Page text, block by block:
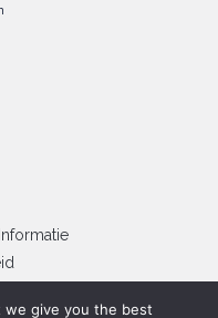
we give you the best